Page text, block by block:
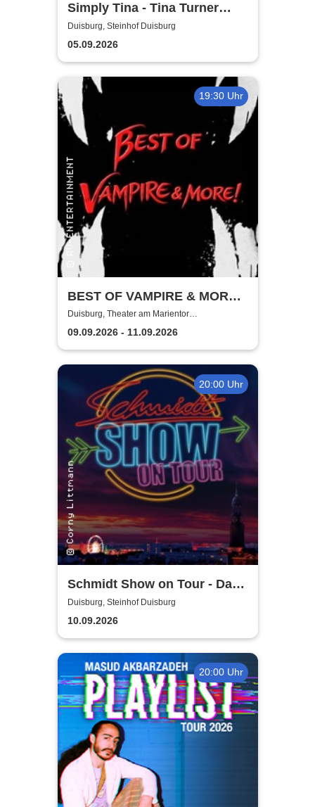
Simply Tina - Tina Turner
Tribute Concert
Duisburg, Steinhof Duisburg
05.09.2026
19:30 Uhr
BEST OF VAMPIRE & MORE!
- TOURNEE
Duisburg, Theater am Marientor
Kammerkonzerte
09.09.2026 - 11.09.2026
20:00 Uhr
Schmidt Show on Tour - Das
Original von der Reeperbahn
Duisburg, Steinhof Duisburg
10.09.2026
20:00 Uhr